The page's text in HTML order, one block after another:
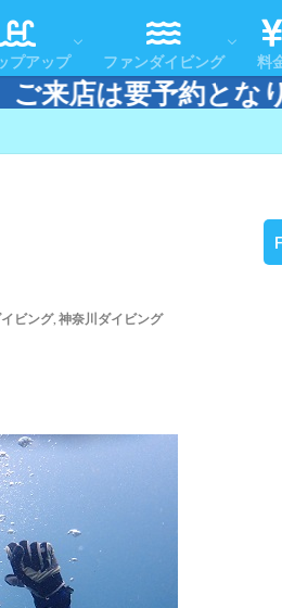
ダイビング
プアップ
レッシュコース
バンスドOWコース
シャルティコース
キューダイバーコース
ージェンシー・ファースト・レスポンス
タースクーバダイバー
ブマスターコース
ニカルダイビング
ファンダイビング
おすすめツアー
アフターダイブ
ツアースケジュール
ダイビングエリアマップ
ダイビング・ログ
料
ます。 電話また
ビング, 神奈川ダイビング
イビング
レッシュコース
バンスドOWコース
シャルティコース
キューダイバーコース
ージェンシー・ファースト・レスポンス
タースクーバダイバー
ブマスターコース
ニカルダイビング おすすめツアー
アフターダイブ
ツアースケジュール
ダイビングエリアマップ
ダイビング・ログ